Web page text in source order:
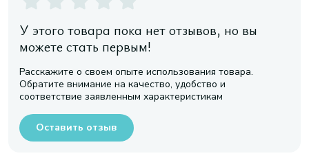
У этого товара пока нет отзывов, но вы
можете стать первым!
Расскажите о своем опыте использования товара.
Обратите внимание на качество, удобство и
соответствие заявленным характеристикам
Оставить отзыв